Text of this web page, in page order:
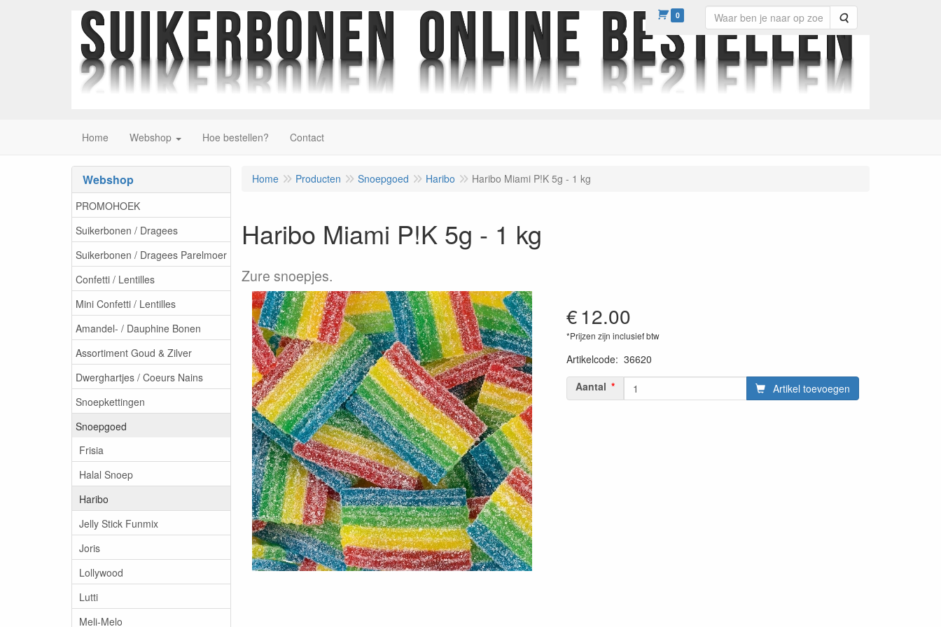
0 Zoeken
Home Webshop Hoe bestellen? Contact
Webshop
PROMOHOEK
Suikerbonen / Dragees
Suikerbonen / Dragees Parelmoer
Confetti / Lentilles
Mini Confetti / Lentilles
Amandel- / Dauphine Bonen
Assortiment Goud & Zilver
Dwerghartjes / Coeurs Nains
Snoepkettingen
Snoepgoed
Frisia
Halal Snoep
Haribo
Jelly Stick Funmix
Joris
Lollywood
Lutti
Meli-Melo
Home Producten Snoepgoed Haribo Haribo Miami P!K 5g - 1 kg
Haribo Miami P!K 5g - 1 kg
Zure snoepjes.
€12.00
*Prijzen zijn inclusief btw
Artikelcode: 36620
Aantal
Artikel toevoegen